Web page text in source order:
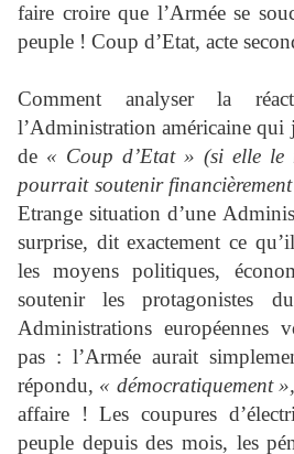
faire croire que l’Armée se
peuple ! Coup d’Etat, acte
Comment analyser la
l’Administration américaine qui
de « Coup d’Etat » (si elle le
pourrait soutenir
Etrange situation d’une
surprise, dit exactement ce
les moyens politiques,
soutenir les protagonistes
Administrations européennes
pas : l’Armée aurait
répondu, « démocratiquement »,
affaire ! Les coupures
peuple depuis des mois, les